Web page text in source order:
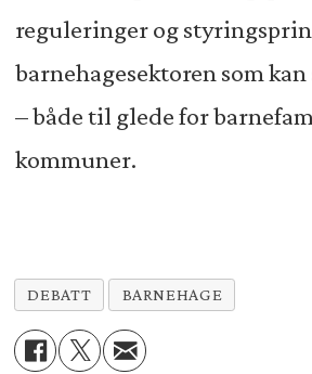
reguleringer og
barnehagesektoren som
– både til glede for
kommuner.
DEBATT BARNEHAGE